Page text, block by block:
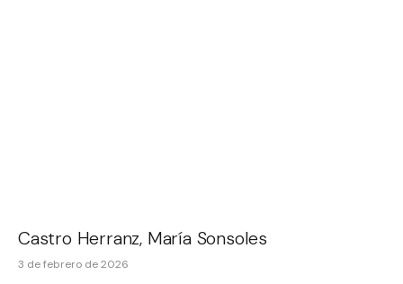
Castro Herranz, María Sonsoles
3 de febrero de 2026